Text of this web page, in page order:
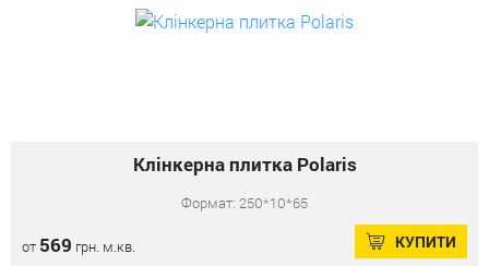
Клінкерна плитка Polaris
Формат: 250*10*65
от 569 грн. м.кв. КУПИТИ